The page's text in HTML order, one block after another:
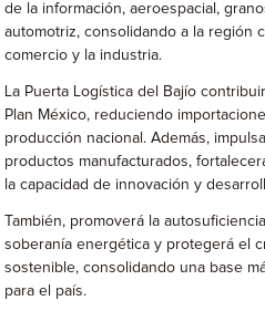
de la información, aeroespacial,
automotriz, consolidando a la región
comercio y la industria.
La Puerta Logística del Bajío
Plan México, reduciendo
producción nacional. Además,
productos manufacturados,
la capacidad de innovación y
También, promoverá la
soberanía energética y protegerá el
sostenible, consolidando una base
para el país.